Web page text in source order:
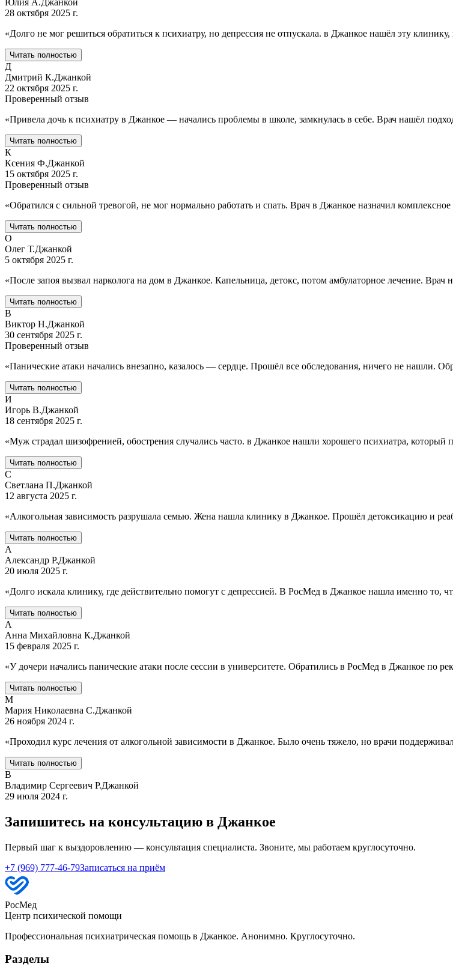
28 октября 2025 г.
«Долго не мог решиться обратиться к психиатру, но депрессия не отпускала. в Джанкое нашёл эту
Читать полностью
Д
Дмитрий К.Джанкой
22 октября 2025 г.
Проверенный отзыв
«Привела дочь к психиатру в Джанкое — начались проблемы в школе, замкнулась в себе. Врач нашёл
Читать полностью
К
Ксения Ф.Джанкой
15 октября 2025 г.
Проверенный отзыв
«Обратился с сильной тревогой, не мог нормально работать и спать. Врач в Джанкое назначил
Читать полностью
О
Олег Т.Джанкой
5 октября 2025 г.
«После запоя вызвал нарколога на дом в Джанкое. Капельница, детокс, потом амбулаторное лечение.
Читать полностью
В
Виктор Н.Джанкой
30 сентября 2025 г.
Проверенный отзыв
«Панические атаки начались внезапно, казалось — сердце. Прошёл все обследования, ничего не нашли.
Читать полностью
И
Игорь В.Джанкой
18 сентября 2025 г.
«Муж страдал шизофренией, обострения случались часто. в Джанкое нашли хорошего психиатра,
Читать полностью
С
Светлана П.Джанкой
12 августа 2025 г.
«Алкогольная зависимость разрушала семью. Жена нашла клинику в Джанкое. Прошёл детоксикацию и
Читать полностью
А
Александр Р.Джанкой
20 июля 2025 г.
«Долго искала клинику, где действительно помогут с депрессией. В РосМед в Джанкое нашла именно то,
Читать полностью
А
Анна Михайловна К.Джанкой
15 февраля 2025 г.
«У дочери начались панические атаки после сессии в университете. Обратились в РосМед в Джанкое по
Читать полностью
М
Мария Николаевна С.Джанкой
26 ноября 2024 г.
«Проходил курс лечения от алкогольной зависимости в Джанкое. Было очень тяжело, но врачи
Читать полностью
В
Владимир Сергеевич Р.Джанкой
29 июля 2024 г.
Запишитесь на консультацию в Джанкое
Первый шаг к выздоровлению — консультация специалиста. Звоните, мы работаем круглосуточно.
+7 (969) 777-46-79Записаться на приём
РосМед
Центр психической помощи
Профессиональная психиатрическая помощь в Джанкое. Анонимно. Круглосуточно.
Разделы